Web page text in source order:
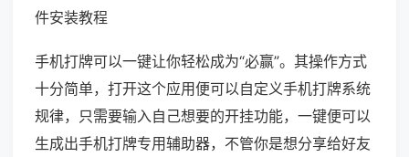
件安装教程
手机打牌可以一键让你轻松成为“必赢”。其操作方式
十分简单，打开这个应用便可以自定义手机打牌系统
规律，只需要输入自己想要的开挂功能，一键便可以
生成出手机打牌专用辅助器，不管你是想分享给好友